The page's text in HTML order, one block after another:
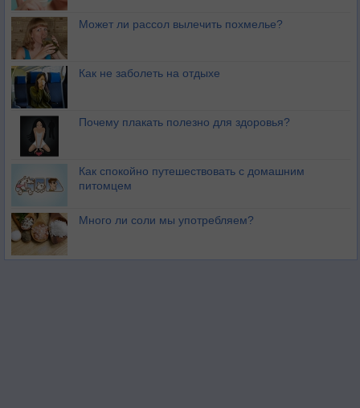
Может ли рассол вылечить похмелье?
Как не заболеть на отдыхе
Почему плакать полезно для здоровья?
Как спокойно путешествовать с домашним
питомцем
Много ли соли мы употребляем?